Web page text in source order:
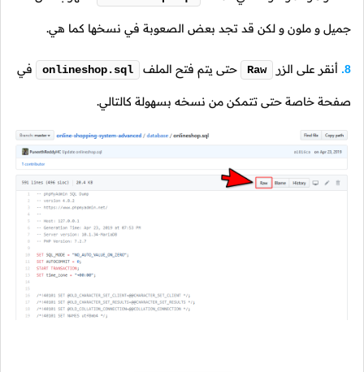
جميل و ملون و لكن قد تجد بعض الصعوبة في نسخها كما هي.
8. أنقر على الزر Raw حتى يتم فتح الملف onlineshop.sql في
صفحة خاصة حتى تتمكن من نسخه بسهولة كالتالي.